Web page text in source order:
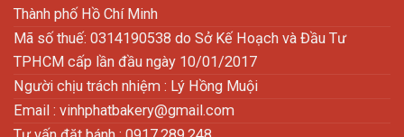
Thành phố Hồ Chí Minh
Mã số thuế: 0314190538 do Sở Kế Hoạch và Đầu Tư
TPHCM cấp lần đầu ngày 10/01/2017
Người chịu trách nhiệm : Lý Hồng Muội
Email : vinhphatbakery@gmail.com